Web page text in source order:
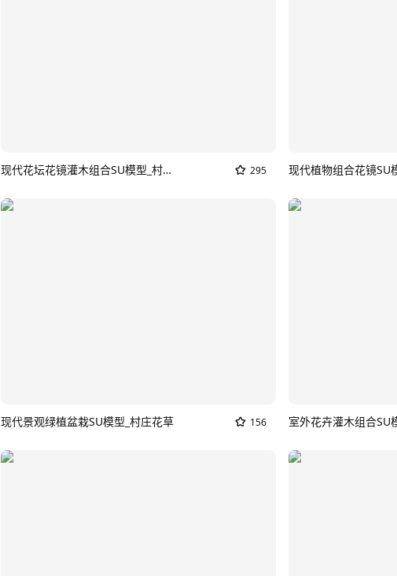
现代花坛花镜灌木组合SU模型_村庄花草 295 现代植物组合花镜SU
现代景观绿植盆栽SU模型_村庄花草 156 室外花卉灌木组合SU